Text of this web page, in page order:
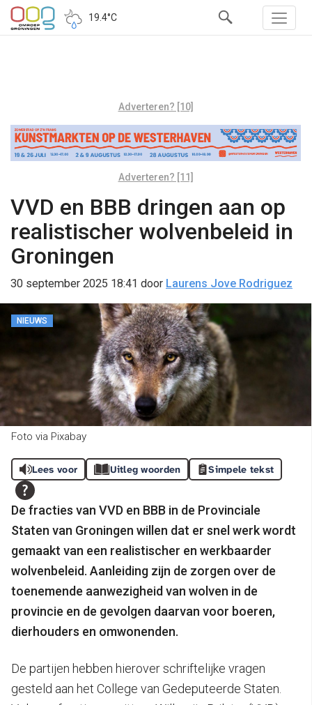
19.4°C
Adverteren? [10]
Adverteren? [11]
VVD en BBB dringen aan op
realistischer wolvenbeleid in
Groningen
30 september 2025 18:41 door Laurens Jove Rodriguez
NIEUWS
Foto via Pixabay
Lees voor Uitleg woorden Simpele tekst
De fracties van VVD en BBB in de Provinciale
Staten van Groningen willen dat er snel werk wordt
gemaakt van een realistischer en werkbaarder
wolvenbeleid. Aanleiding zijn de zorgen over de
toenemende aanwezigheid van wolven in de
provincie en de gevolgen daarvan voor boeren,
dierhouders en omwonenden.
De partijen hebben hierover schriftelijke vragen
gesteld aan het College van Gedeputeerde Staten.